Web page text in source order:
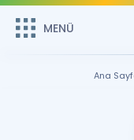
MENÜ
MENÜ
Ana